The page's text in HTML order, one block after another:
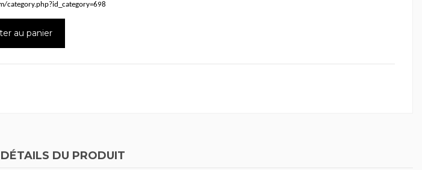
category.php?id_category=698
au panier
DÉTAILS DU PRODUIT